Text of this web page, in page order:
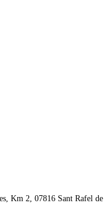
Km 2, 07816 Sant Rafel de